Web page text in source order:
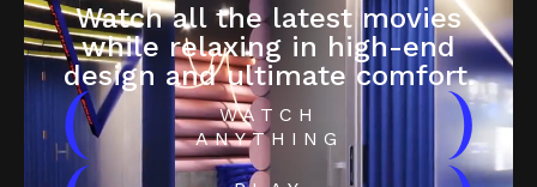
Watch all the latest movies
while relaxing in high-end
design and ultimate comfort.
(
WATCH
ANYTHING
)